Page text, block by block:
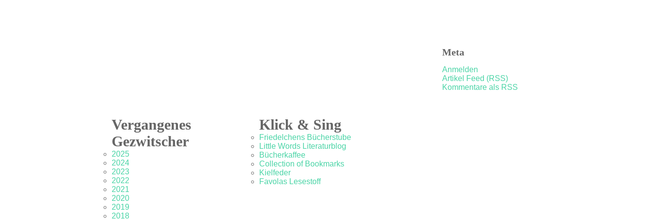
Meta
Anmelden
Artikel Feed (RSS)
Kommentare als RSS
Vergangenes
Gezwitscher
2025
2024
2023
2022
2021
2020
2019
2018
Klick & Sing
Friedelchens Bücherstube
Little Words Literaturblog
Bücherkaffee
Collection of Bookmarks
Kielfeder
Favolas Lesestoff